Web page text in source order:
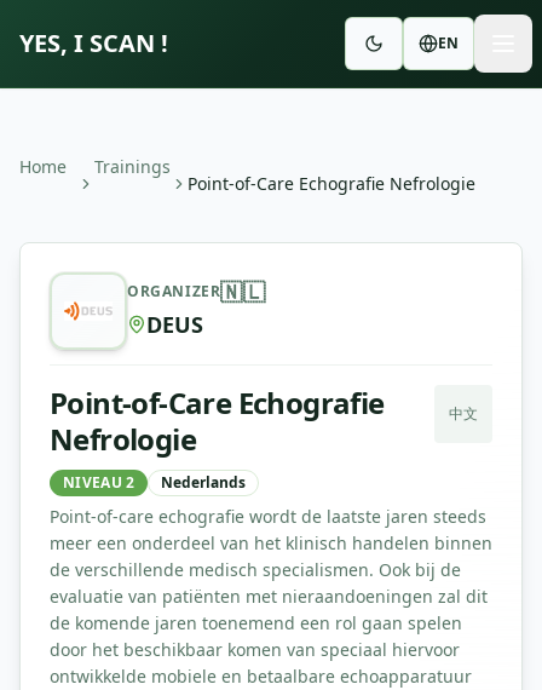
YES, I SCAN ! EN
Home Trainings
Point-of-Care Echografie Nefrologie
Point-of-Care Echografie Nefrologie
ORGANIZER🇳🇱
DEUS
Point-of-Care Echografie
Nefrologie
中文
NIVEAU 2 Nederlands
Point-of-care echografie wordt de laatste jaren steeds
meer een onderdeel van het klinisch handelen binnen
de verschillende medisch specialismen. Ook bij de
evaluatie van patiënten met nieraandoeningen zal dit
de komende jaren toenemend een rol gaan spelen
door het beschikbaar komen van speciaal hiervoor
ontwikkelde mobiele en betaalbare echoapparatuur